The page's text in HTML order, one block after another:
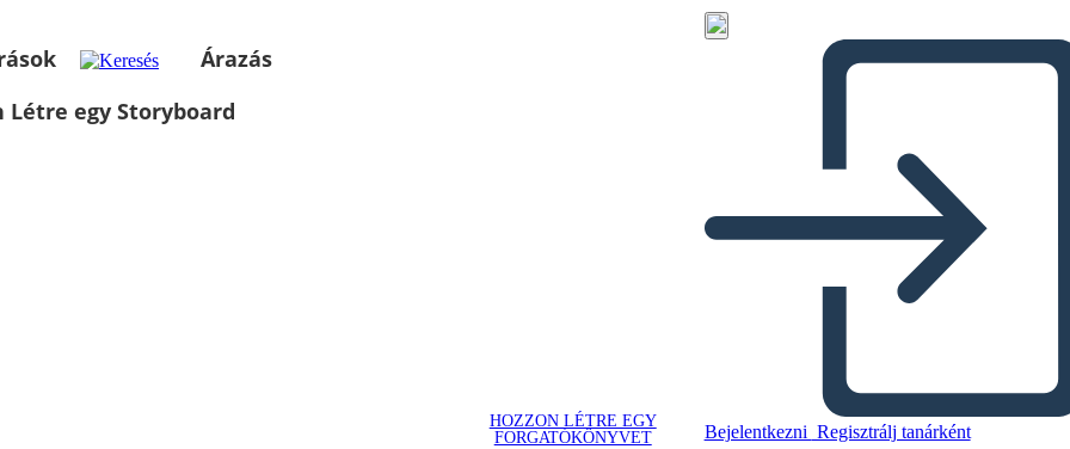
Árazás
Létre egy Storyboard
HOZZON LÉTRE EGY
FORGATÓKÖNYVET
Bejelentkezni Regisztrálj tanárként